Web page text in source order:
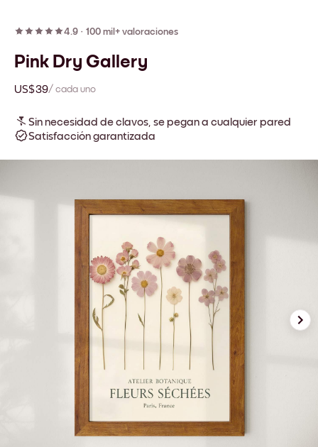
4.9 · 100 mil+ valoraciones
Pink Dry Gallery
US$39/ cada uno
Sin necesidad de clavos, se pegan a cualquier pared
Satisfacción garantizada